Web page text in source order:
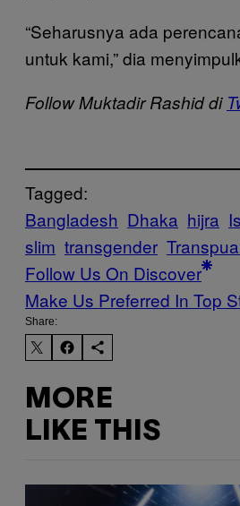
“Seharusnya ada
untuk kami,” dia
Follow Muktadir Rashid di
Tagged:
Bangladesh Dhaka hijra
slim transgender
Follow Us On Discover
Make Us Preferred In Top
Share:
MORE
LIKE THIS